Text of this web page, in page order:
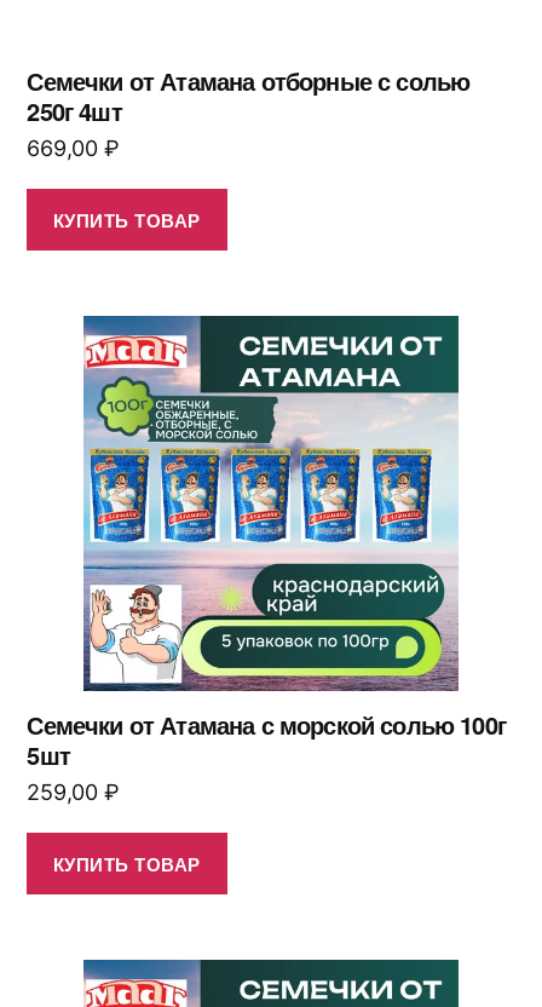
Семечки от Атамана отборные с солью
250г 4шт
669,00 ₽
КУПИТЬ ТОВАР
Семечки от Атамана с морской солью 100г
5шт
259,00 ₽
КУПИТЬ ТОВАР